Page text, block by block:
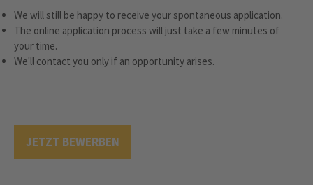
We will still be happy to receive your spontaneous application.
The online application process will just take a few minutes of
your time.
We'll contact you only if an opportunity arises.
JETZT BEWERBEN